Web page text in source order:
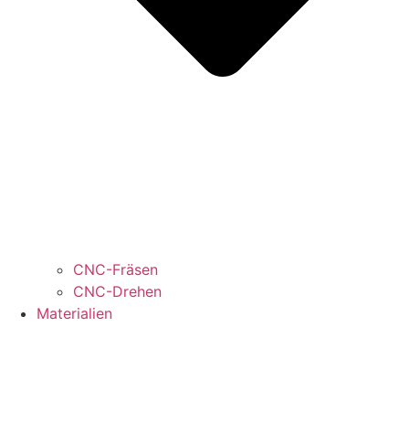
CNC-Fräsen
CNC-Drehen
Materialien